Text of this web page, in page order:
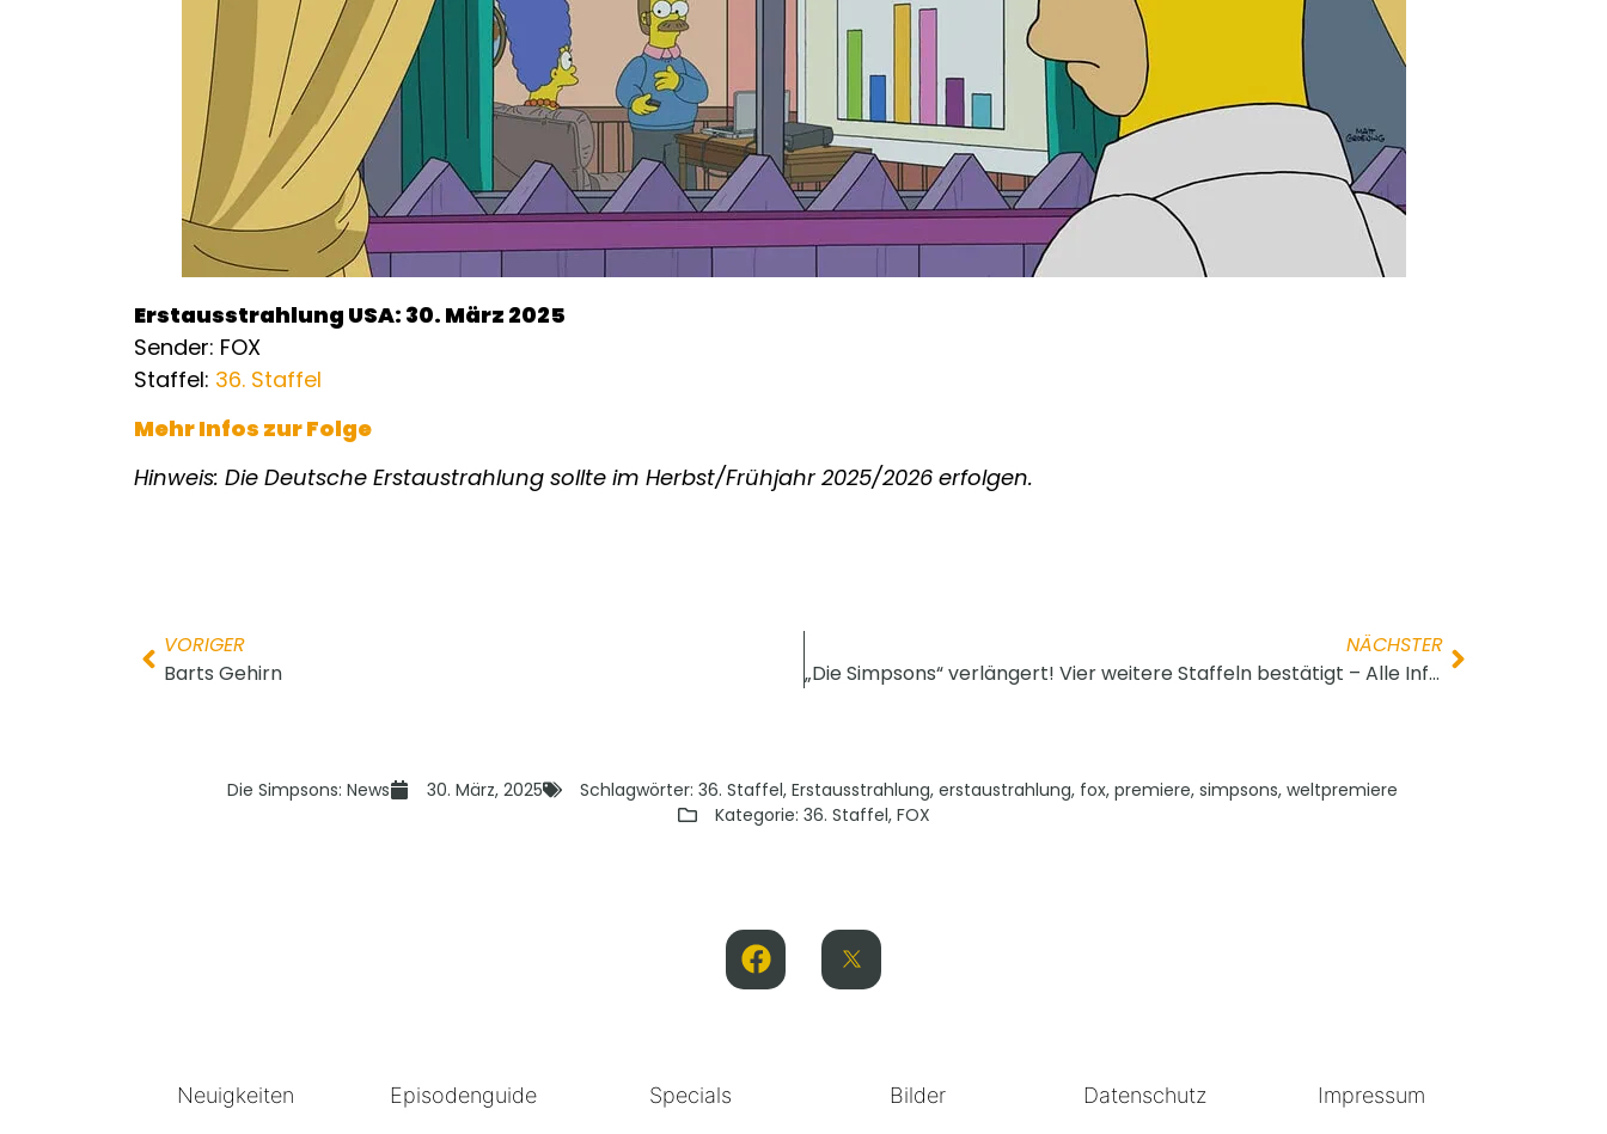
Erstausstrahlung USA: 30. März 2025
Sender: FOX
Staffel: 36. Staffel
Mehr Infos zur Folge
Hinweis: Die Deutsche Erstaustrahlung sollte im Herbst/Frühjahr 2025/2026 erfolgen.
VORIGER
Barts Gehirn
NÄCHSTER
„Die Simpsons“ verlängert! Vier weitere Staffeln bestätigt – Alle Infos hier!
Die Simpsons: News 30. März, 2025 Schlagwörter: 36. Staffel, Erstausstrahlung, erstaustrahlung, fox, premiere, simpsons, weltpremiere
Kategorie: 36. Staffel, FOX
Neuigkeiten Episodenguide Specials Bilder Datenschutz Impressum